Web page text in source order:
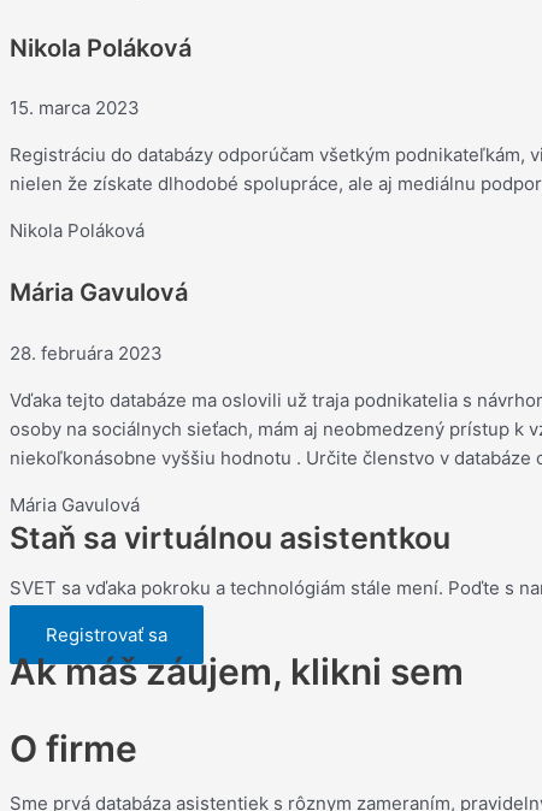
Nikola Poláková
Rated
out
of
5
15. marca 2023
Registráciu do databázy odporúčam všetkým
nielen že získate dlhodobé spolupráce, ale aj mediálnu
Nikola Poláková
Mária Gavulová
Rated
out
of
5
28. februára 2023
Vďaka tejto databáze ma oslovili už traja podnikatelia s
osoby na sociálnych sieťach, mám aj neobmedzený prístup k
niekoľkonásobne vyššiu hodnotu . Určite členstvo v
Mária Gavulová
Staň sa virtuálnou asistentkou
SVET sa vďaka pokroku a technológiám stále mení. Poďte s
Registrovať sa
Ak máš záujem, klikni sem
O firme
Sme prvá databáza asistentiek s rôznym zameraním,